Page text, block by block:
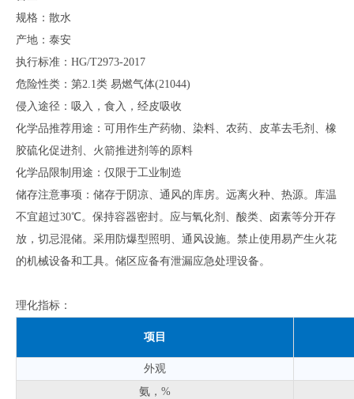
规格：散水
产地：泰安
执行标准：HG/T2973-2017
危险性类：第2.1类 易燃气体(21044)
侵入途径：吸入，食入，经皮吸收
化学品推荐用途：可用作生产药物、染料、农药、皮革去毛剂、橡
胶硫化促进剂、火箭推进剂等的原料
化学品限制用途：仅限于工业制造
储存注意事项：储存于阴凉、通风的库房。远离火种、热源。库温
不宜超过30℃。保持容器密封。应与氧化剂、酸类、卤素等分开存
放，切忌混储。采用防爆型照明、通风设施。禁止使用易产生火花
的机械设备和工具。储区应备有泄漏应急处理设备。
理化指标：
项目
外观
氨，%